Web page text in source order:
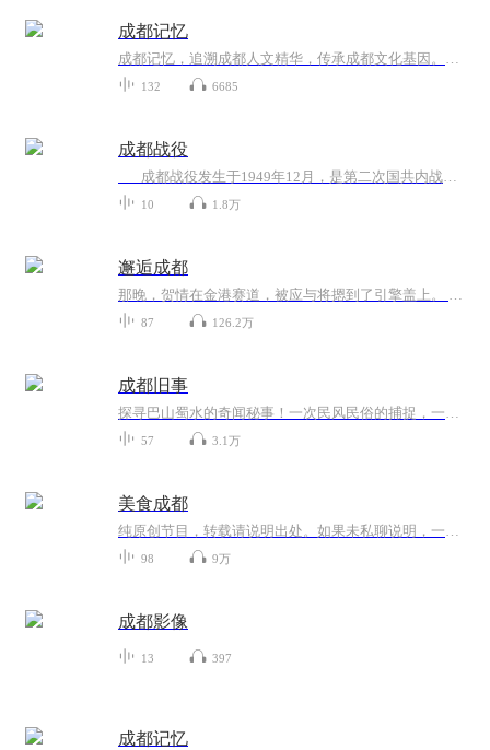
成都记忆
成都记忆，追溯成都人文精华，传承成都文化基因。带你一起追溯历史，精览成都，探寻成都的前世今生。成都市地方志工作办公室 成都广播电视台故事广播 联合制作
132 6685
成都战役
成都战役发生于1949年12月，是第二次国共内战后期的一次战役，通过此次战役刘伯承、邓小平率领的中国人民解放军第二野战军在成都平原歼灭了胡宗南率领的国军30余万人，进占成都。通过成都战役，解放军基本歼灭了退往西南地区的国军主力，国军在成都战役后不久最终退出大陆，蒋介石自成都飞往台北后，终生没有再回到大陆。 本专辑主要通过讲述成都战役中的人物故事来介绍成都战役。希望通过本专辑让中国人民尤其是成都人民了解成都战役，感受成都解放的来之不易，感恩先烈...
10 1.8万
邂逅成都
那晚，贺情在金港赛道，被应与将摁到了引擎盖上。 直到额角出血之后，他脑内仍然一片混乱。 他发誓，让他在成都圈子里丢脸的债，一定要从这个男人身上讨回来。
87 126.2万
成都旧事
探寻巴山蜀水的奇闻秘事！一次民风民俗的捕捉，一场城市记忆的相遇！
57 3.1万
美食成都
纯原创节目，转载请说明出处。如果未私聊说明，一但发现，律师传票。请支持原创，原创不易。
98 9万
成都影像
13 397
成都记忆